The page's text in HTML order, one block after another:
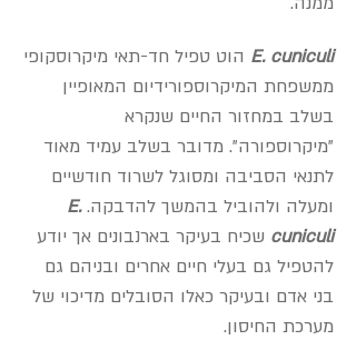
E. cuniculi הוט טפיל חד-תאי מיקרוסקופי
ממשפחת המיקרוספורידיום המאופיין
בשלב במחזור החיים שנקרא
"מיקרוספורה". מדובר בשלב עמיד מאוד
לתנאי הסביבה ומסוגל לשרוד חודשיים
ומעלה ולהוביל בהמשך להדבקה. E.
cuniculi שכיח בעיקר בארנבונים אך יודע
להטפיל גם בעלי חיים אחרים ובניהם גם
בני אדם ובעיקר כאלו הסובלים מדיכוי של
מערכת החיסון.